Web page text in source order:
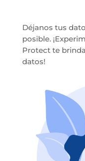
Déjanos tus
posible.
Protect te
datos!